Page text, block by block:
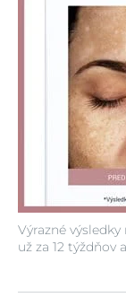
Výrazné
už za 12 týždňov